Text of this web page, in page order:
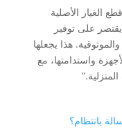
الغيار الأصلية
على توفير
هذا يجعلها
واستدامتها، مع